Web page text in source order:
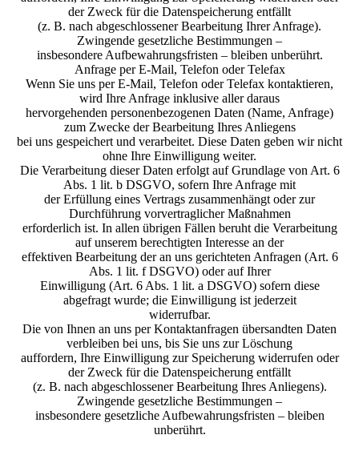
der Zweck für die Datenspeicherung entfällt
(z. B. nach abgeschlossener Bearbeitung Ihrer Anfrage).
Zwingende gesetzliche Bestimmungen –
insbesondere Aufbewahrungsfristen – bleiben unberührt.
Anfrage per E-Mail, Telefon oder Telefax
Wenn Sie uns per E-Mail, Telefon oder Telefax kontaktieren,
wird Ihre Anfrage inklusive aller daraus
hervorgehenden personenbezogenen Daten (Name, Anfrage)
zum Zwecke der Bearbeitung Ihres Anliegens
bei uns gespeichert und verarbeitet. Diese Daten geben wir nicht
ohne Ihre Einwilligung weiter.
Die Verarbeitung dieser Daten erfolgt auf Grundlage von Art. 6
Abs. 1 lit. b DSGVO, sofern Ihre Anfrage mit
der Erfüllung eines Vertrags zusammenhängt oder zur
Durchführung vorvertraglicher Maßnahmen
erforderlich ist. In allen übrigen Fällen beruht die Verarbeitung
auf unserem berechtigten Interesse an der
effektiven Bearbeitung der an uns gerichteten Anfragen (Art. 6
Abs. 1 lit. f DSGVO) oder auf Ihrer
Einwilligung (Art. 6 Abs. 1 lit. a DSGVO) sofern diese
abgefragt wurde; die Einwilligung ist jederzeit
widerrufbar.
Die von Ihnen an uns per Kontaktanfragen übersandten Daten
verbleiben bei uns, bis Sie uns zur Löschung
auffordern, Ihre Einwilligung zur Speicherung widerrufen oder
der Zweck für die Datenspeicherung entfällt
(z. B. nach abgeschlossener Bearbeitung Ihres Anliegens).
Zwingende gesetzliche Bestimmungen –
insbesondere gesetzliche Aufbewahrungsfristen – bleiben
unberührt.